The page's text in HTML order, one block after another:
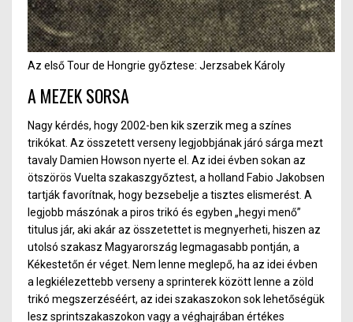
Az első Tour de Hongrie győztese: Jerzsabek Károly
A MEZEK SORSA
Nagy kérdés, hogy 2002-ben kik szerzik meg a színes
trikókat. Az összetett verseny legjobbjának járó sárga mezt
tavaly Damien Howson nyerte el. Az idei évben sokan az
ötszörös Vuelta szakaszgyőztest, a holland Fabio Jakobsen
tartják favorítnak, hogy bezsebelje a tisztes elismerést. A
legjobb mászónak a piros trikó és egyben „hegyi menő”
titulus jár, aki akár az összetettet is megnyerheti, hiszen az
utolsó szakasz Magyarország legmagasabb pontján, a
Kékestetőn ér véget. Nem lenne meglepő, ha az idei évben
a legkiélezettebb verseny a sprinterek között lenne a zöld
trikó megszerzéséért, az idei szakaszokon sok lehetőségük
lesz sprintszakaszokon vagy a véghajrában értékes